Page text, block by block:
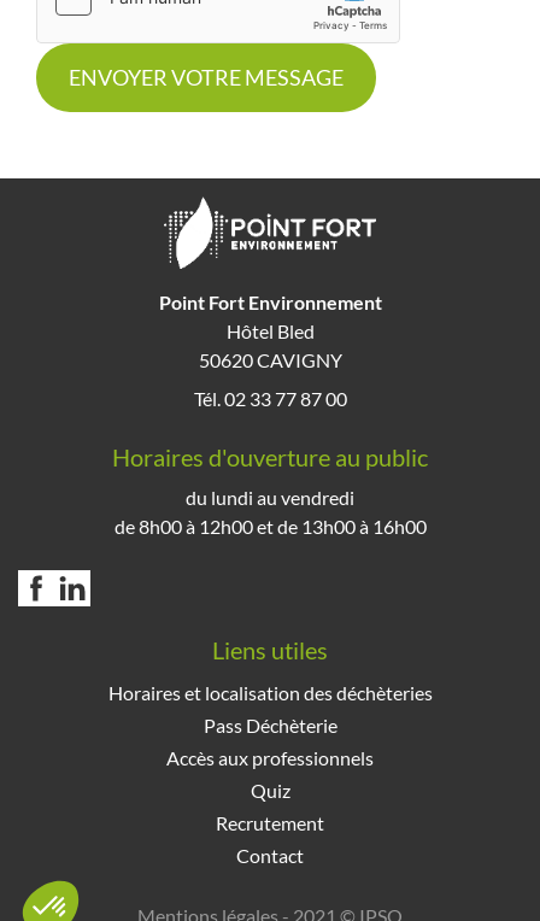
ENVOYER VOTRE MESSAGE
Point Fort Environnement
Hôtel Bled
50620 CAVIGNY
Tél. 02 33 77 87 00
Horaires d'ouverture au public
du lundi au vendredi
de 8h00 à 12h00 et de 13h00 à 16h00
Liens utiles
Horaires et localisation des déchèteries
Pass Déchèterie
Accès aux professionnels
Quiz
Recrutement
Contact
Mentions légales - 2021 © IPSO